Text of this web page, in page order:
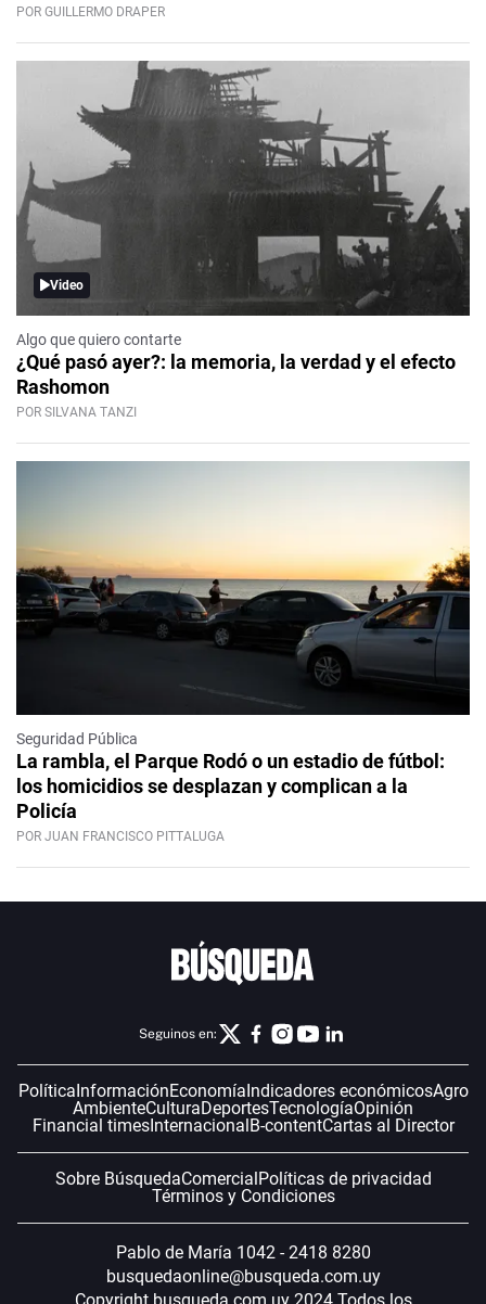
POR GUILLERMO DRAPER
Video
Algo que quiero contarte
¿Qué pasó ayer?: la memoria, la verdad y el efecto
Rashomon
POR SILVANA TANZI
Seguridad Pública
La rambla, el Parque Rodó o un estadio de fútbol:
los homicidios se desplazan y complican a la
Policía
POR JUAN FRANCISCO PITTALUGA
Seguinos en:
Política InformaciónEconomía Indicadores económicosAgro
AmbienteCulturaDeportesTecnologíaOpinión
Financial timesInternacional B-contentCartas al Director
Sobre BúsquedaComercial Políticas de privacidad
Términos y Condiciones
Pablo de María 1042 - 2418 8280
busquedaonline@busqueda.com.uy